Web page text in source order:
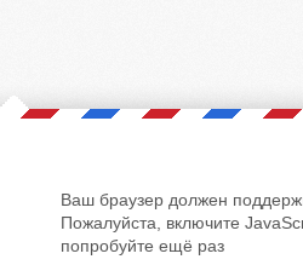
Ваш браузер должен
Пожалуйста, включите
попробуйте ещё раз